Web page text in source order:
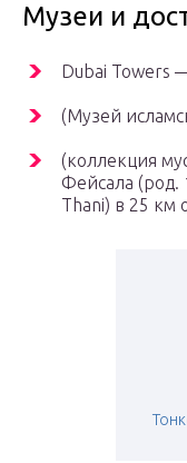
Музеи и
Dubai Towers
(Музей
(коллекция
Фейсала (род.
Thani) в 25 км